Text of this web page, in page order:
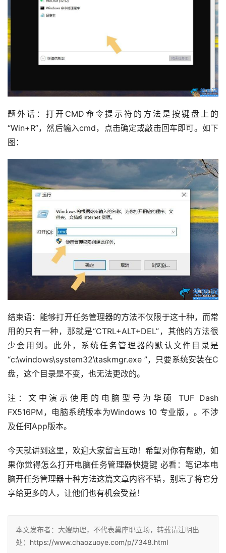
题外话：打开CMD命令提示符的方法是按键盘上的
“Win+R”，然后输入cmd，点击确定或敲击回车即可。如下
图：
结束语：能够打开任务管理器的方法不仅限于这十种，而常
用的只有一种，那就是“CTRL+ALT+DEL”，其他的方法很
少会用到。此外，系统任务管理器的默认文件目录是
“c:\windows\system32\taskmgr.exe ”，只要系统安装在C
盘，这个目录是不变，也无法更改的。
注：文中演示使用的电脑型号为华硕 TUF Dash
FX516PM，电脑系统版本为Windows 10 专业版，。不涉
及任何App版本。
今天就讲到这里，欢迎大家留言互动！希望对你有帮助，如
果你觉得怎么打开电脑任务管理器快捷键 必看：笔记本电
脑开任务管理器十种方法这篇文章内容不错，别忘了将它分
享给更多的人，让他们也有机会受益！
本文发布者：大嫂助理，不代表巢座耶立场，转载请注明出
处： https://www.chaozuoye.com/p/7348.html